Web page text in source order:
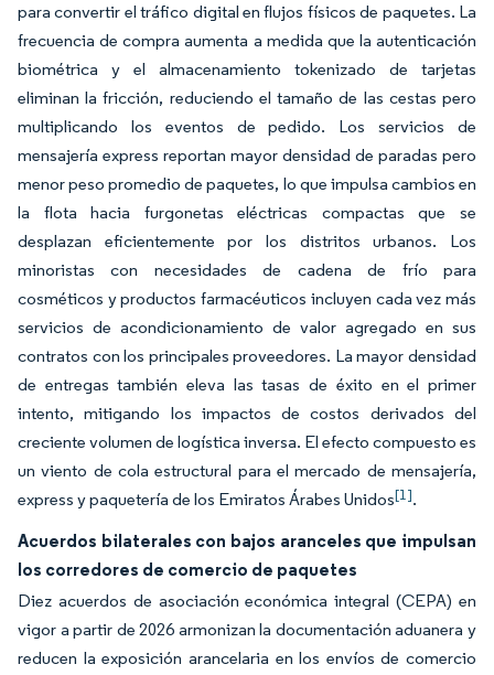
para convertir el tráfico digital en flujos físicos de paquetes. La
frecuencia de compra aumenta a medida que la autenticación
biométrica y el almacenamiento tokenizado de tarjetas
eliminan la fricción, reduciendo el tamaño de las cestas pero
multiplicando los eventos de pedido. Los servicios de
mensajería express reportan mayor densidad de paradas pero
menor peso promedio de paquetes, lo que impulsa cambios en
la flota hacia furgonetas eléctricas compactas que se
desplazan eficientemente por los distritos urbanos. Los
minoristas con necesidades de cadena de frío para
cosméticos y productos farmacéuticos incluyen cada vez más
servicios de acondicionamiento de valor agregado en sus
contratos con los principales proveedores. La mayor densidad
de entregas también eleva las tasas de éxito en el primer
intento, mitigando los impactos de costos derivados del
creciente volumen de logística inversa. El efecto compuesto es
un viento de cola estructural para el mercado de mensajería,
express y paquetería de los Emiratos Árabes Unidos[1].
Acuerdos bilaterales con bajos aranceles que impulsan
los corredores de comercio de paquetes
Diez acuerdos de asociación económica integral (CEPA) en
vigor a partir de 2026 armonizan la documentación aduanera y
reducen la exposición arancelaria en los envíos de comercio